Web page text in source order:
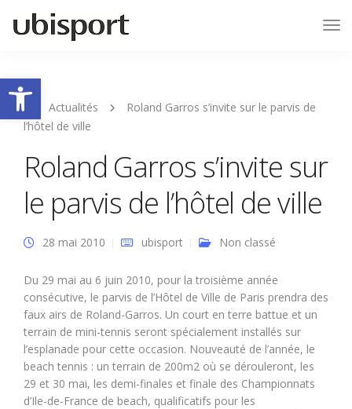
Ouvrir la barre d’outils
Actualités
Roland Garros s’invite sur le parvis de
l’hôtel de ville
Roland Garros s’invite sur
le parvis de l’hôtel de ville
28 mai 2010 ubisport Non classé
Du 29 mai au 6 juin 2010, pour la troisième année
consécutive, le parvis de l’Hôtel de Ville de Paris prendra des
faux airs de Roland-Garros. Un court en terre battue et un
terrain de mini-tennis seront spécialement installés sur
l’esplanade pour cette occasion. Nouveauté de l’année, le
beach tennis : un terrain de 200m2 où se dérouleront, les
29 et 30 mai, les demi-finales et finale des Championnats
d’Ile-de-France de beach, qualificatifs pour les